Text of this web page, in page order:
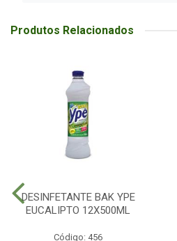
Produtos Relacionados
DESINFETANTE BAK YPE
EUCALIPTO 12X500ML
Código: 456